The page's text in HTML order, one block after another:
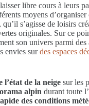
libre cours à leurs
moyens d’organiser
s’agisse de loisirs
originales. Sur ce
son univers parmi des
envies surdes espaces
l’état de la neige sur les
alpin durant toute
des conditions